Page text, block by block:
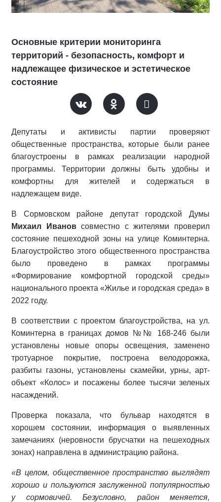
Основные критерии мониторинга
территорий - безопасность, комфорт и
надлежащее физическое и эстетическое
состояние
Депутаты и активисты партии проверяют
общественные пространства, которые были ранее
благоустроены в рамках реализации народной
программы. Территории должны быть удобны и
комфортны для жителей и содержаться в
надлежащем виде.
В Сормовском районе депутат городской Думы
Михаил Ивановсовместно с жителями проверил
состояние пешеходной зоны на улице Коминтерна.
Благоустройство этого общественного пространства
было проведено в рамках программы
«Формирование комфортной городской среды»
национального проекта «Жилье и городская среда» в
2022 году.
В соответствии с проектом благоустройства, на ул.
Коминтерна в границах домов №№ 168-246 были
установлены новые опоры освещения, заменено
тротуарное покрытие, построена велодорожка,
разбиты газоны, установлены скамейки, урны, арт-
объект «Колос» и посажены более тысячи зеленых
насаждений.
Проверка показала, что бульвар находятся в
хорошем состоянии, информация о выявленных
замечаниях (неровности брусчатки на пешеходных
зонах) направлена в администрацию района.
«В целом, общественное пространство выглядят
хорошо и пользуются заслуженной популярностью
у сормовичей. Безусловно, район меняется,